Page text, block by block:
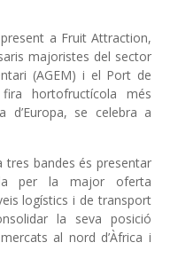
a Fruit Attraction,
majoristes del sector
(AGEM) i el Port de
hortofructícola més
d’Europa, se celebra a
tres bandes és presentar
per la major oferta
logístics i de transport
la seva posició
al nord d’Àfrica i